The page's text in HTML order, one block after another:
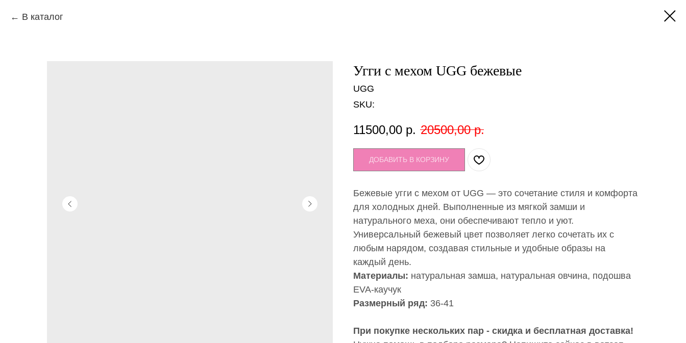
В каталог
Угги с мехом UGG бежевые
UGG
SKU:
11500,00 р. 20500,00 р.
ДОБАВИТЬ В КОРЗИНУ
Бежевые угги с мехом от UGG — это сочетание стиля и комфорта
для холодных дней. Выполненные из мягкой замши и
натурального меха, они обеспечивают тепло и уют.
Универсальный бежевый цвет позволяет легко сочетать их с
любым нарядом, создавая стильные и удобные образы на
каждый день.
Материалы: натуральная замша, натуральная овчина, подошва
EVA-каучук
Размерный ряд: 36-41
При покупке нескольких пар - скидка и бесплатная доставка!